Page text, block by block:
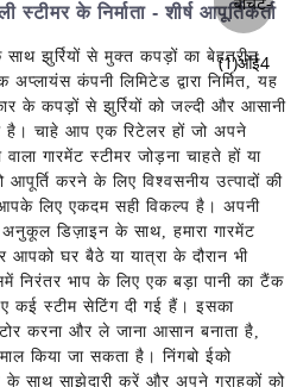
के निर्माता - शीर्ष आपूर्तिकर्ता
झुर्रियों से मुक्त कपड़ों का बेहतरीन
कंपनी लिमिटेड द्वारा निर्मित, यह
के कपड़ों से झुर्रियों को जल्दी और आसानी
है। चाहे आप एक रिटेलर हों जो अपने
गारमेंट स्टीमर जोड़ना चाहते हों या
करने के लिए विश्वसनीय उत्पादों की
आपके लिए एकदम सही विकल्प है। अपनी
डिज़ाइन के साथ, हमारा गारमेंट
आपको घर बैठे या यात्रा के दौरान भी
निरंतर भाप के लिए एक बड़ा पानी का टैंक
कई स्टीम सेटिंग दी गई हैं। इसका
करना और ले जाना आसान बनाता है,
किया जा सकता है। निंगबो ईको
के साथ साझेदारी करें और अपने ग्राहकों को